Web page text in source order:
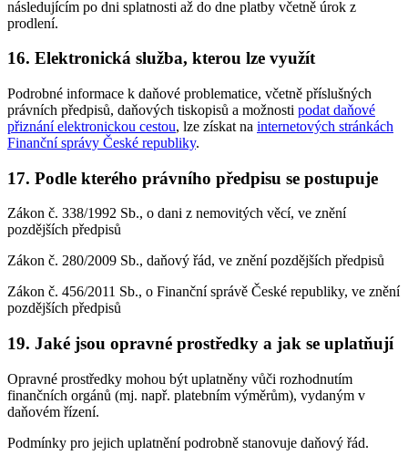
následujícím po dni splatnosti až do dne platby včetně úrok z
prodlení.
16. Elektronická služba, kterou lze využít
Podrobné informace k daňové problematice, včetně příslušných
právních předpisů, daňových tiskopisů a možnosti podat daňové
přiznání elektronickou cestou, lze získat na internetových stránkách
Finanční správy České republiky.
17. Podle kterého právního předpisu se postupuje
Zákon č. 338/1992 Sb., o dani z nemovitých věcí, ve znění
pozdějších předpisů
Zákon č. 280/2009 Sb., daňový řád, ve znění pozdějších předpisů
Zákon č. 456/2011 Sb., o Finanční správě České republiky, ve znění
pozdějších předpisů
19. Jaké jsou opravné prostředky a jak se uplatňují
Opravné prostředky mohou být uplatněny vůči rozhodnutím
finančních orgánů (mj. např. platebním výměrům), vydaným v
daňovém řízení.
Podmínky pro jejich uplatnění podrobně stanovuje daňový řád.